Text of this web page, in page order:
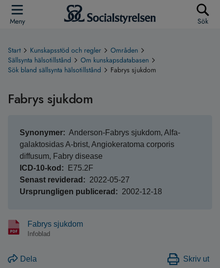
Meny Sök
Start Kunskapsstöd och regler
Områden
Sällsynta hälsotillstånd
Om kunskapsdatabasen
Sök bland sällsynta hälsotillstånd
Fabrys sjukdom
Fabrys sjukdom
Synonymer Anderson-Fabrys sjukdom, Alfa-
galaktosidas A-brist, Angiokeratoma corporis
diffusum, Fabry disease
ICD-10-kod
E75.2F
Senast reviderad 2022-05-27
Ursprungligen publicerad 2002-12-18
Fabrys sjukdom
Infoblad
Dela Skriv ut